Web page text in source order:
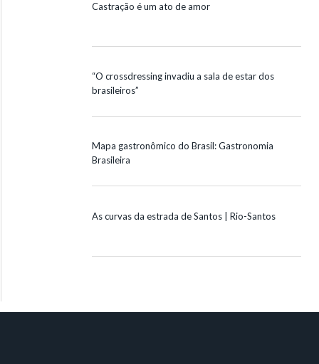
Castração é um ato de amor
“O crossdressing invadiu a sala de estar dos
brasileiros”
Mapa gastronômico do Brasil: Gastronomia
Brasileira
As curvas da estrada de Santos | Rio-Santos